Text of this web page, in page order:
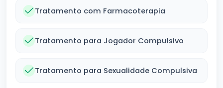
Tratamento com Farmacoterapia
Tratamento para Jogador Compulsivo
Tratamento para Sexualidade Compulsiva